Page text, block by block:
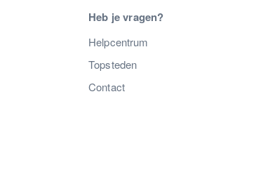
Heb je vragen?
Helpcentrum
Topsteden
Contact